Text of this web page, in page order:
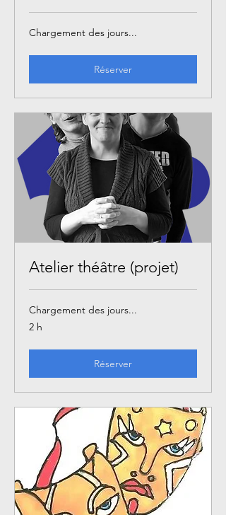
Chargement des jours...
Réserver
Atelier théâtre (projet)
Chargement des jours...
2 h
Réserver